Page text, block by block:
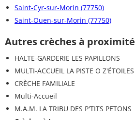
Saint-Cyr-sur-Morin (77750)
Saint-Ouen-sur-Morin (77750)
Autres crèches à proximité
HALTE-GARDERIE LES PAPILLONS
MULTI-ACCUEIL LA PISTE O Z'ÉTOILES
CRÈCHE FAMILIALE
Multi-Accueil
M.A.M. LA TRIBU DES P'TITS PETONS